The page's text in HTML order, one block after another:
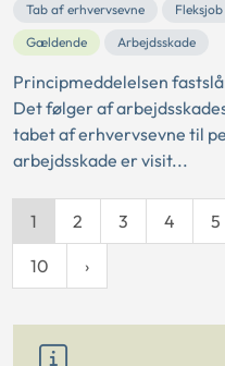
Tab af erhvervsevne
Fleksjob
Gældende
Arbejdsskade
Principmeddelelsen
Det følger af
tabet af erhvervsevne til
arbejdsskade er visit...
1 2 3 4 5
10